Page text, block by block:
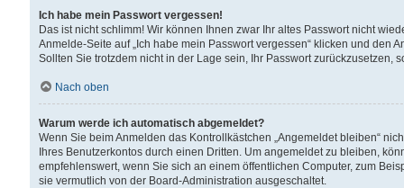
Ich habe mein Passwort vergessen!
Das ist nicht schlimm! Wir können Ihnen zwar Ihr altes Passwort nicht
Anmelde-Seite auf „Ich habe mein Passwort vergessen“ klicken und
Sollten Sie trotzdem nicht in der Lage sein, Ihr Passwort zurückzusetzen,
Nach oben
Warum werde ich automatisch abgemeldet?
Wenn Sie beim Anmelden das Kontrollkästchen „Angemeldet bleiben“
Ihres Benutzerkontos durch einen Dritten. Um angemeldet zu bleiben,
empfehlenswert, wenn Sie sich an einem öffentlichen Computer, zum
sie vermutlich von der Board-Administration ausgeschaltet.